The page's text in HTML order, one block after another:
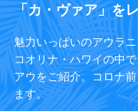
「カ・ヴァア」を
魅力いっぱいのアウラ
コオリナ・ハワイの中
アウをご紹介。コロナ
ます。